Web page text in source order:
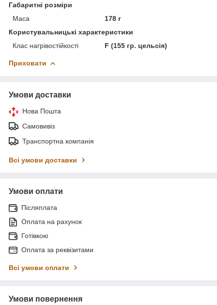
Габаритні розміри
Маса
178 г
Користувальницькі характеристики
Клас нагрівостійкості
F (155 гр. цельсія)
Приховати
Умови доставки
Нова Пошта
Самовивіз
Транспортна компанія
Всі умови доставки
Умови оплати
Післяплата
Оплата на рахунок
Готівкою
Оплата за реквізитами
Всі умови оплати
Умови повернення